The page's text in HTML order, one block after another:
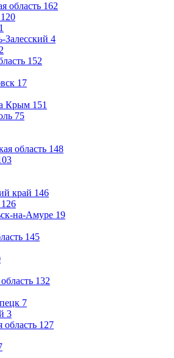
область 162
120
Залесский 4
152
17
Крым 151
75
область 148
край 146
126
на-Амуре 19
145
132
7
3
область 127